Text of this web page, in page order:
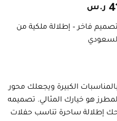
ر.س
فاخر – إطلالة ملكية من
الكبيرة ويجعلك محور
هو خيارك المثالي. تصميمه
إطلالة ساحرة تناسب حفلات